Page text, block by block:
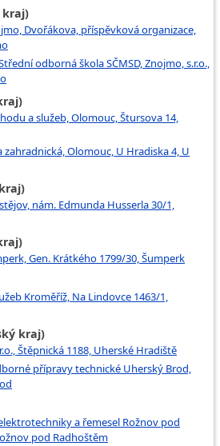
kraj)
Dvořákova, příspěvková organizace,
odborná škola SČMSD, Znojmo, s.r.o.,
a služeb, Olomouc, Štursova 14,
Olomouc, U Hradiska 4, U
nám. Edmunda Husserla 30/1,
Gen. Krátkého 1799/30, Šumperk
Kroměříž, Na Lindovce 1463/1,
kraj)
Štěpnická 1188, Uherské Hradiště
přípravy technické Uherský Brod,
a řemesel Rožnov pod
pod Radhoštěm